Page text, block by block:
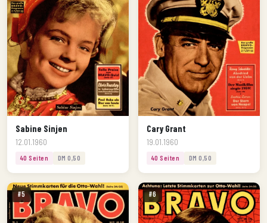
Sabine Sinjen
12.01.1960
40 Seiten DM 0,50
Cary Grant
19.01.1960
40 Seiten DM 0,50
#5 #6